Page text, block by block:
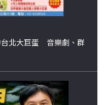
台北大巨蛋 音樂劇、群